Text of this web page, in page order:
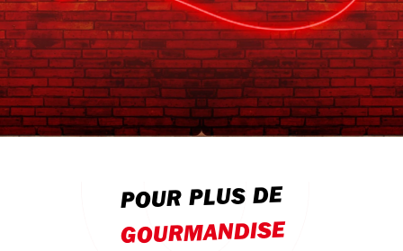
POUR PLUS DE
GOURMANDISE